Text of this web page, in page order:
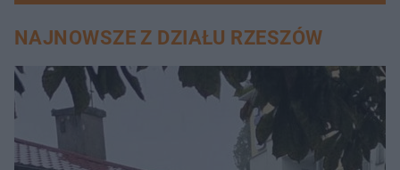
NAJNOWSZE Z DZIAŁU RZESZÓW